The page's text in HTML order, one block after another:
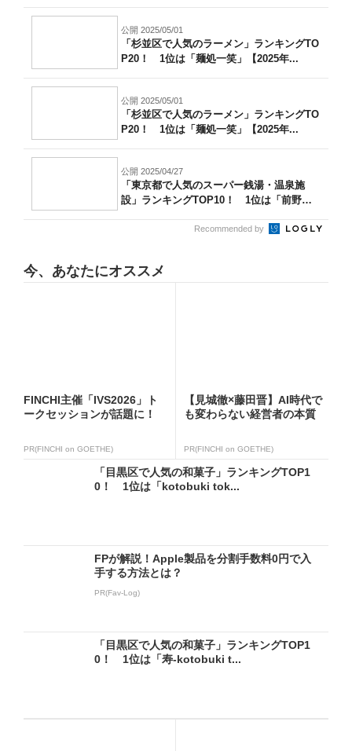
公開 2025/05/01
「杉並区で人気のラーメン」ランキングTO
P20！ 1位は「麺処一笑」【2025年...
公開 2025/05/01
「杉並区で人気のラーメン」ランキングTO
P20！ 1位は「麺処一笑」【2025年...
公開 2025/04/27
「東京都で人気のスーパー銭湯・温泉施
設」ランキングTOP10！ 1位は「前野原
Recommended by
今、あなたにオススメ
FINCHI主催「IVS2026」ト
ークセッションが話題に！
PR(FINCHI on GOETHE)
【見城徹×藤田晋】AI時代で
も変わらない経営者の本質
PR(FINCHI on GOETHE)
「目黒区で人気の和菓子」ランキングTOP1
0！ 1位は「kotobuki tok...
FPが解説！Apple製品を分割手数料0円で入
手する方法とは？
PR(Fav-Log)
「目黒区で人気の和菓子」ランキングTOP1
0！ 1位は「寿-kotobuki t...